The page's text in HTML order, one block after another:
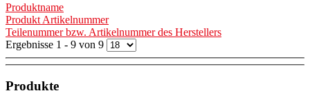
Produktname
Produkt Artikelnummer
Teilenummer bzw. Artikelnummer des Herstellers
Ergebnisse 1 - 9 von 9
Produkte